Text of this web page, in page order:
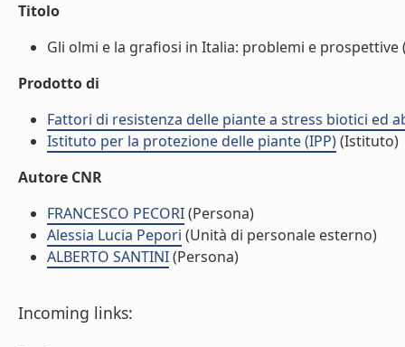
Titolo
Gli olmi e la grafiosi in Italia: problemi e prospettive
Prodotto di
Fattori di resistenza delle piante a stress biotici ed
Istituto per la protezione delle piante (IPP)(Istituto)
Autore CNR
FRANCESCO PECORI(Persona)
Alessia Lucia Pepori (Unità di personale esterno)
ALBERTO SANTINI(Persona)
Incoming links: